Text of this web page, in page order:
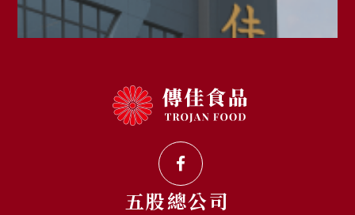
五股總公司